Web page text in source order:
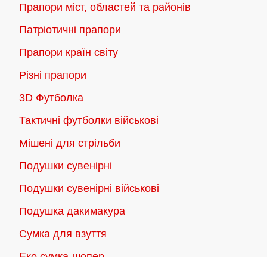
товару
Прапори міст, областей та районів
Патріотичні прапори
Прапори країн світу
Різні прапори
3D Футболка
Тактичні футболки військові
Мішені для стрільби
Подушки сувенірні
Подушки сувенірні військові
Подушка дакимакура
Сумка для взуття